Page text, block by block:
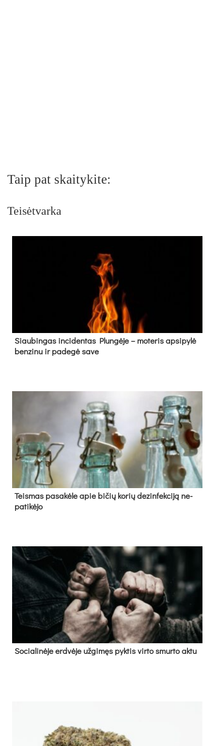
Taip pat skaitykite:
Teisėtvarka
Siau­bin­gas in­ci­den­tas Plun­gė­je – mo­te­ris ap­si­py­lė
ben­zi­nu ir pa­de­gė sa­ve
Teis­mas pa­sa­kė­le apie bi­čių ko­rių de­zin­fek­ci­ją ne­
pa­ti­kė­jo
So­cia­li­nė­je erd­vė­je už­gi­męs pyk­tis vir­to smur­to ak­tu